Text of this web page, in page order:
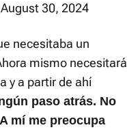
August 30, 2024
necesitaba un
mismo necesitará
y a partir de ahí
paso atrás. No
mí me preocupa